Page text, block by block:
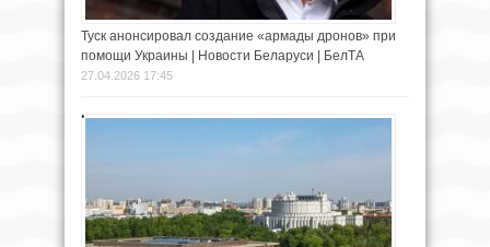
Туск анонсировал создание «армады дронов» при
помощи Украины | Новости Беларуси | БелТА
27.04.2026 17:45